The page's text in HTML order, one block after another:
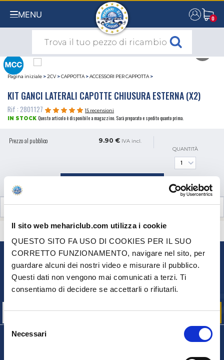
Il sito web mehariclub.com utilizza i cookie
QUESTO SITO FA USO DI COOKIES PER IL SUO
CORRETTO FUNZIONAMENTO, navigare nel sito, per
guardare alcuni dei nostri video e misurare il pubblico.
Questi dati non vengono mai comunicati a terzi. Ti
consentiamo di decidere se accettarli o rifiutarli.
Selezione
delNecessari
MENU 0
0
Pagina iniziale >2CV >CAPPOTTA >ACCESSORI PER CAPPOTTA >
KIT GANCI LATERALI CAPOTTE CHIUSURA ESTERNA (X2)
Rif : 2801127
15 recensioni
IN STOCK Questo articolo è disponibile a magazzino. Sarà preparato e spedito quanto prima.
Prezzo al pubblico 9.90 € IVA incl.
QUANTITÀ
RECENSIONI CLIENTI (15)
CONTATTACI
NEWSLETTER
Iscriviti per ricevere gratuitamente
le nostre offerte promozionali e le novità sui prodotti